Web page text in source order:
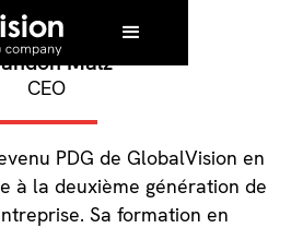
Malz
CEO
PDG de GlobalVision en
à la deuxième génération de
Sa formation en